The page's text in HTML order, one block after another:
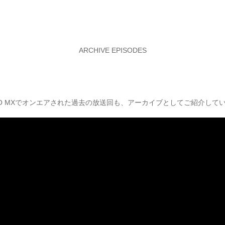
ARCHIVE EPISODES
MXでオンエアされた過去の放送回も、アーカイブとしてご紹介して